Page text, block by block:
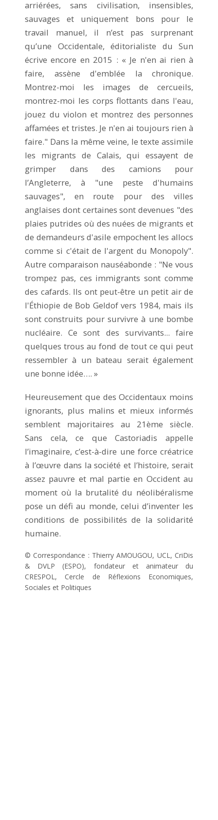
arriérées, sans civilisation, insensibles,
sauvages et uniquement bons pour le
travail manuel, il n’est pas surprenant
qu’une Occidentale, éditorialiste du Sun
écrive encore en 2015 : « Je n'en ai rien à
faire, assène d'emblée la chronique.
Montrez-moi les images de cercueils,
montrez-moi les corps flottants dans l'eau,
jouez du violon et montrez des personnes
affamées et tristes. Je n'en ai toujours rien à
faire." Dans la même veine, le texte assimile
les migrants de Calais, qui essayent de
grimper dans des camions pour
l’Angleterre, à "une peste d'humains
sauvages", en route pour des villes
anglaises dont certaines sont devenues "des
plaies putrides où des nuées de migrants et
de demandeurs d'asile empochent les allocs
comme si c'était de l'argent du Monopoly".
Autre comparaison nauséabonde : "Ne vous
trompez pas, ces immigrants sont comme
des cafards. Ils ont peut-être un petit air de
l'Éthiopie de Bob Geldof vers 1984, mais ils
sont construits pour survivre à une bombe
nucléaire. Ce sont des survivants... faire
quelques trous au fond de tout ce qui peut
ressembler à un bateau serait également
une bonne idée…. »
Heureusement que des Occidentaux moins
ignorants, plus malins et mieux informés
semblent majoritaires au 21ème siècle.
Sans cela, ce que Castoriadis appelle
l’imaginaire, c’est-à-dire une force créatrice
à l’œuvre dans la société et l’histoire, serait
assez pauvre et mal partie en Occident au
moment où la brutalité du néolibéralisme
pose un défi au monde, celui d’inventer les
conditions de possibilités de la solidarité
humaine.
© Correspondance : Thierry AMOUGOU, UCL, CriDis
& DVLP (ESPO), fondateur et animateur du
CRESPOL, Cercle de Réflexions Economiques,
Sociales et Politiques